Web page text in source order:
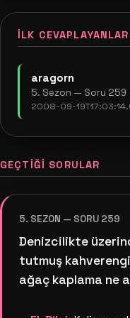
İLK CEVAPLAYANLAR
aragorn
5. Sezon — Soru 259
2008-09-
GEÇTIĞI SORULAR
5. SEZON — SORU 259
Denizcilikte
tutmuş
ağaç kaplama ne